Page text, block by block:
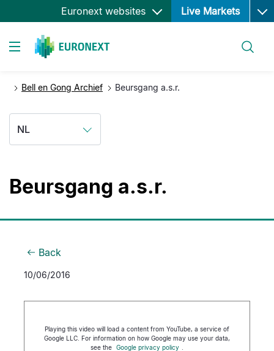
Overslaan
en
Euronext websites Live Markets Open
Bell en Gong Archief Beursgang a.s.r.
NL
Beursgang a.s.r.
Back
10/06/2016
Playing this video will load a content from YouTube, a service of
Google LLC. For information on how Google may use your data,
see the Google privacy policy